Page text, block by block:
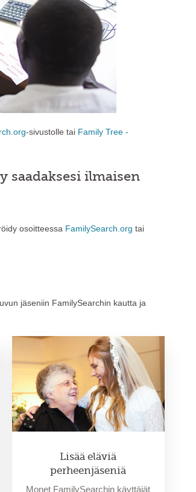
-sivustolle tai Family Tree -
saadaksesi ilmaisen
osoitteessa FamilySearch.org tai
jäseniin FamilySearchin kautta ja
Lisää eläviä
perheenjäseniä
Monet FamilySearchin käyttäjät